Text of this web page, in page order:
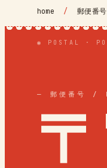
home / 郵便番号
◉ POSTAL ·
— 郵便番号 /